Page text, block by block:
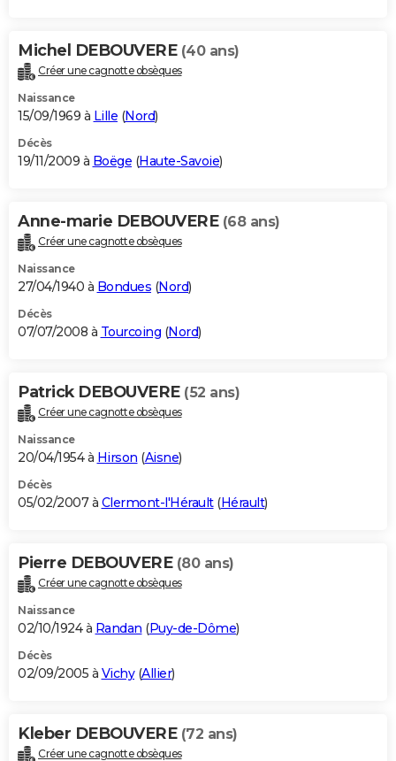
Michel DEBOUVERE (40 ans)
Créer une cagnotte obsèques
Naissance
15/09/1969 à Lille (Nord)
Décès
19/11/2009 à Boëge (Haute-Savoie)
Anne-marie DEBOUVERE (68 ans)
Créer une cagnotte obsèques
Naissance
27/04/1940 à Bondues (Nord)
Décès
07/07/2008 à Tourcoing (Nord)
Patrick DEBOUVERE (52 ans)
Créer une cagnotte obsèques
Naissance
20/04/1954 à Hirson (Aisne)
Décès
05/02/2007 à Clermont-l'Hérault(Hérault)
Pierre DEBOUVERE (80 ans)
Créer une cagnotte obsèques
Naissance
02/10/1924 à Randan (Puy-de-Dôme)
Décès
02/09/2005 à Vichy(Allier)
Kleber DEBOUVERE (72 ans)
Créer une cagnotte obsèques